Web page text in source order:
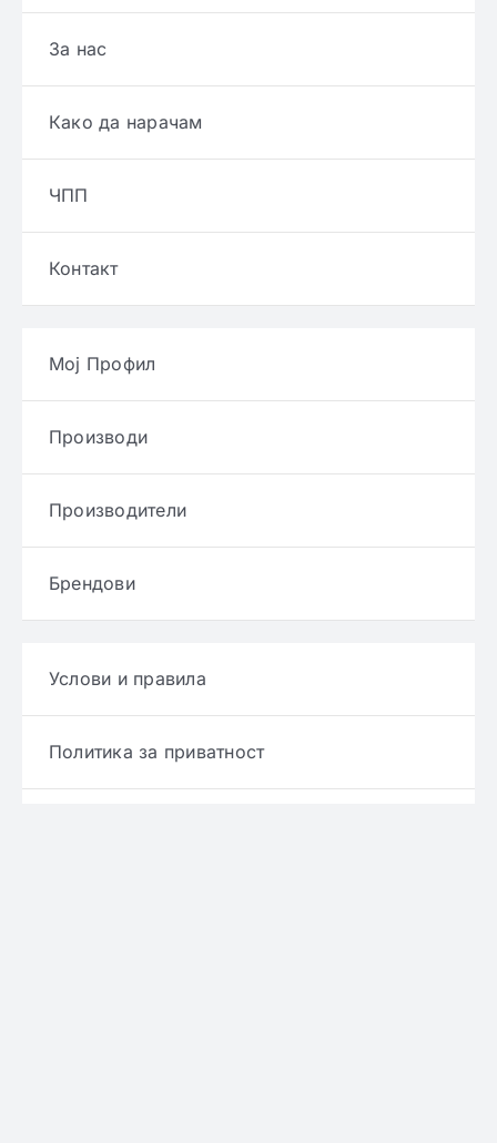
За нас
Како да нарачам
ЧПП
Контакт
Мој Профил
Производи
Производители
Брендови
Услови и правила
Политика за приватност